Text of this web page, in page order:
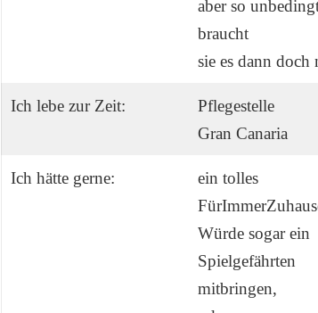
aber so
braucht
sie es dann doch
Ich lebe zur Zeit:
Pflegestelle
Gran Canaria
Ich hätte gerne:
ein tolles
Würde sogar ein
Spielgefährten
mitbringen,